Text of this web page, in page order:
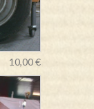
10,00 €